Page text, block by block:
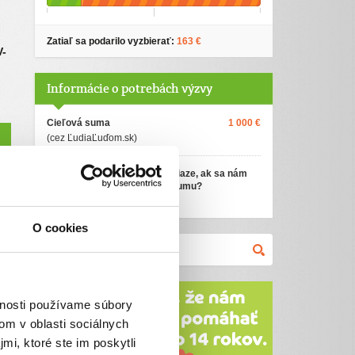
O cookies
používame súbory
v oblasti sociálnych
ktoré ste im poskytli
Zatiaľ sa podarilo vyzbierať: 163 €
Informácie o potrebách výzvy
Cieľová suma
(cez ĽudiaĽuďom.sk)
1 000 €
Ako využijeme darované peniaze, ak sa nám
nepodarí vyzbierať cieľovú sumu?